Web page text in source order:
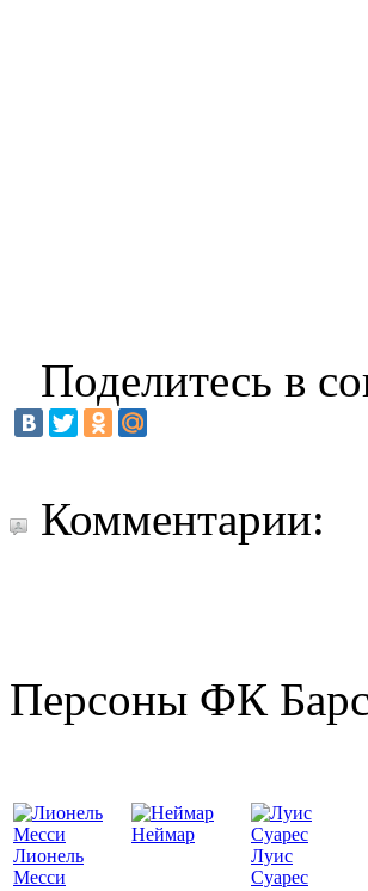
Поделитесь в
Комментарии:
Персоны ФК
Лионель
Месси
Неймар
Луис
Суарес